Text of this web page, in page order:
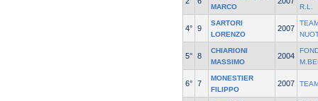
MARCO
R.L.
4° 9
SARTORI
LORENZO
2007
5° 8
CHIARIONI
MASSIMO
2004
6° 7
MONESTIER
FILIPPO
2007